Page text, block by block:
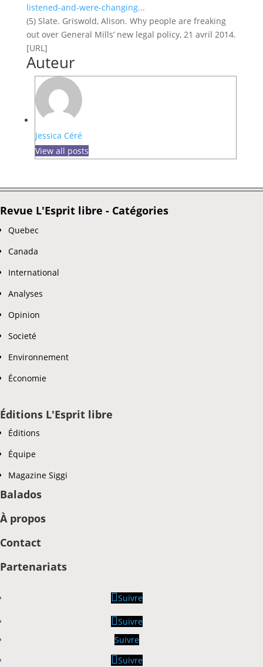
listened-and-were-changing...
(5) Slate. Griswold, Alison. Why people are freaking
out over General Mills’ new legal policy, 21 avril 2014.
[URL]
Auteur
Jessica Céré
View all posts
Revue L'Esprit libre - Catégories
Quebec
Canada
International
Analyses
Opinion
Societé
Environnement
Économie
Éditions L'Esprit libre
Éditions
Équipe
Magazine Siggi
Balados
À propos
Contact
Partenariats
Suivre
Suivre
Suivre
Suivre